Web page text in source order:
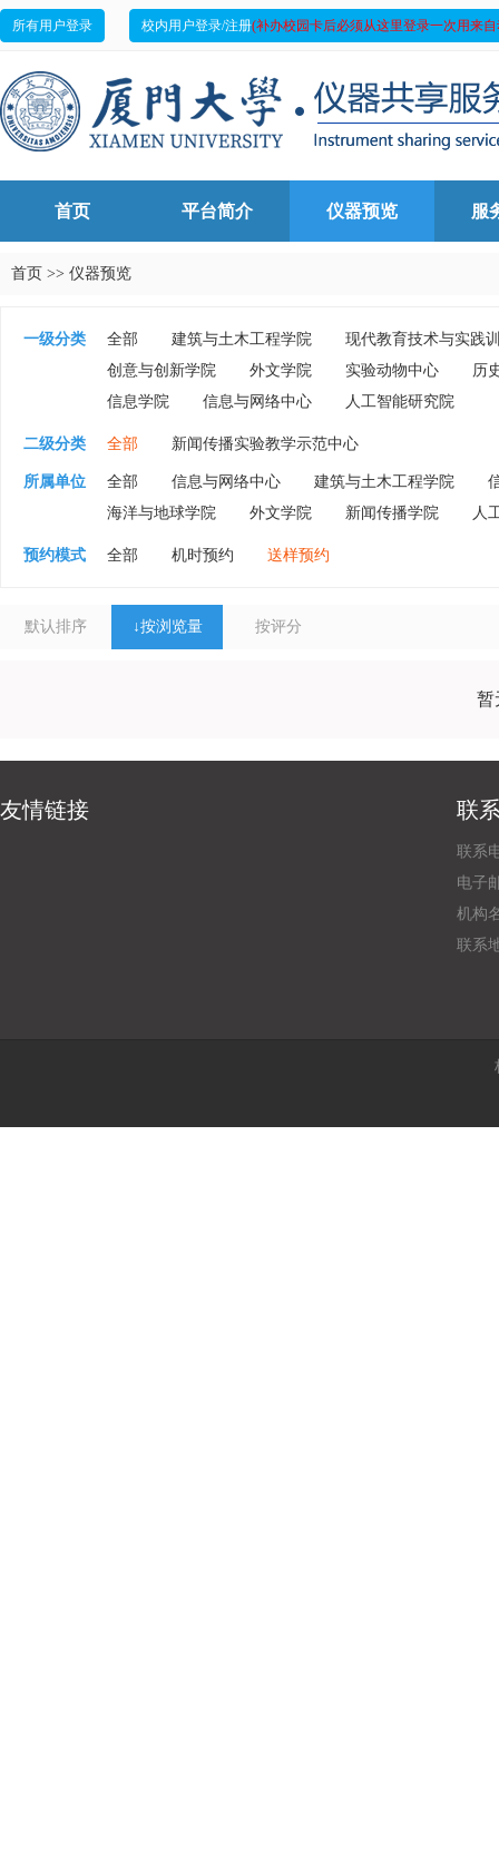
所有用户登录 校内用户登录/注册(补办校园卡后必须从这里登录一次用来
首页 平台简介 仪器预览 服
首页 >> 仪器预览
一级分类 全部 建筑与土木工程学院
现代教育技术与实践
创意与创新学院
外文学院 实验动物中心
历
信息学院
信息与网络中心 人工智能研究院
二级分类 全部 新闻传播实验教学示范中心
所属单位 全部 信息与网络中心 建筑与土木工程学院
海洋与地球学院
外文学院 新闻传播学院 人
预约模式 全部 机时预约 送样预约
默认排序 ↓按浏览量 按评分
暂
友情链接 联
联系
电子
机构
联系